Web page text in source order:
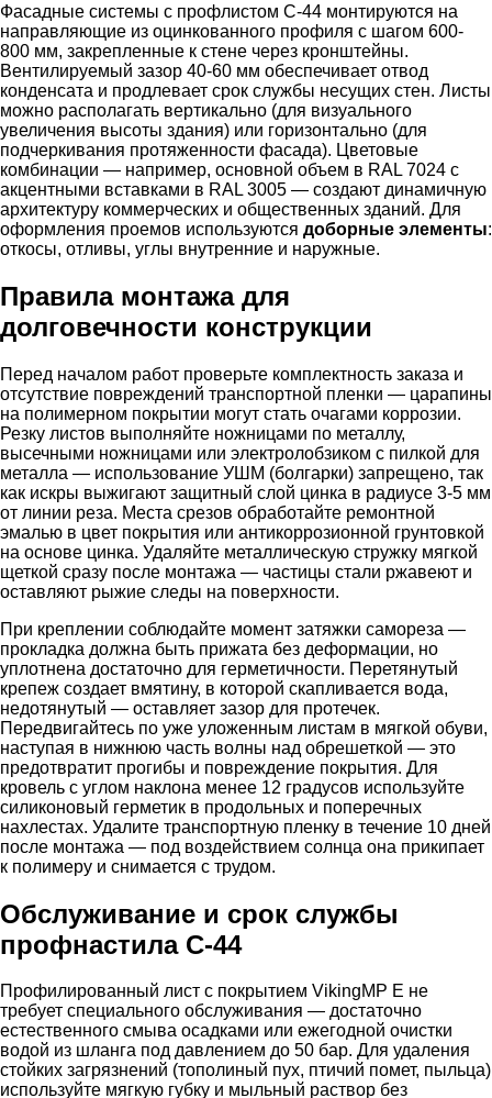
Фасадные системы с профлистом С-44 монтируются на
направляющие из оцинкованного профиля с шагом 600-
800 мм, закрепленные к стене через кронштейны.
Вентилируемый зазор 40-60 мм обеспечивает отвод
конденсата и продлевает срок службы несущих стен. Листы
можно располагать вертикально (для визуального
увеличения высоты здания) или горизонтально (для
подчеркивания протяженности фасада). Цветовые
комбинации — например, основной объем в RAL 7024 с
акцентными вставками в RAL 3005 — создают динамичную
архитектуру коммерческих и общественных зданий. Для
оформления проемов используются доборные элементы:
откосы, отливы, углы внутренние и наружные.
Правила монтажа для
долговечности конструкции
Перед началом работ проверьте комплектность заказа и
отсутствие повреждений транспортной пленки — царапины
на полимерном покрытии могут стать очагами коррозии.
Резку листов выполняйте ножницами по металлу,
высечными ножницами или электролобзиком с пилкой для
металла — использование УШМ (болгарки) запрещено, так
как искры выжигают защитный слой цинка в радиусе 3-5 мм
от линии реза. Места срезов обработайте ремонтной
эмалью в цвет покрытия или антикоррозионной грунтовкой
на основе цинка. Удаляйте металлическую стружку мягкой
щеткой сразу после монтажа — частицы стали ржавеют и
оставляют рыжие следы на поверхности.
При креплении соблюдайте момент затяжки самореза —
прокладка должна быть прижата без деформации, но
уплотнена достаточно для герметичности. Перетянутый
крепеж создает вмятину, в которой скапливается вода,
недотянутый — оставляет зазор для протечек.
Передвигайтесь по уже уложенным листам в мягкой обуви,
наступая в нижнюю часть волны над обрешеткой — это
предотвратит прогибы и повреждение покрытия. Для
кровель с углом наклона менее 12 градусов используйте
силиконовый герметик в продольных и поперечных
нахлестах. Удалите транспортную пленку в течение 10 дней
после монтажа — под воздействием солнца она прикипает
к полимеру и снимается с трудом.
Обслуживание и срок службы
профнастила С-44
Профилированный лист с покрытием VikingMP E не
требует специального обслуживания — достаточно
естественного смыва осадками или ежегодной очистки
водой из шланга под давлением до 50 бар. Для удаления
стойких загрязнений (тополиный пух, птичий помет, пыльца)
используйте мягкую губку и мыльный раствор без